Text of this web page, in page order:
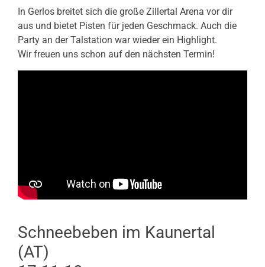
In Gerlos breitet sich die große Zillertal Arena vor dir
aus und bietet Pisten für jeden Geschmack. Auch die
Party an der Talstation war wieder ein Highlight.
Wir freuen uns schon auf den nächsten Termin!
Schneebeben im Kaunertal
(AT)